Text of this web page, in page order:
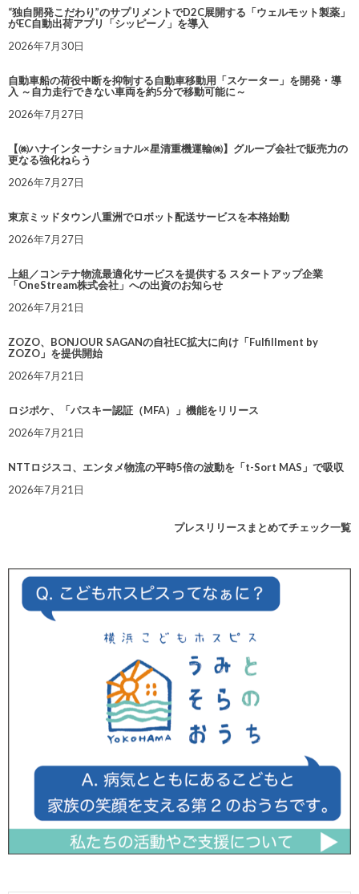
“独自開発こだわり”のサプリメントでD2C展開する「ウェルモット製薬」
がEC自動出荷アプリ「シッピーノ」を導入
2026年7月30日
自動車船の荷役中断を抑制する自動車移動用「スケーター」を開発・導
入 ～自力走行できない車両を約5分で移動可能に～
2026年7月27日
【㈱ハナインターナショナル×星清重機運輸㈱】グループ会社で販売力の
更なる強化ねらう
2026年7月27日
東京ミッドタウン八重洲でロボット配送サービスを本格始動
2026年7月27日
上組／コンテナ物流最適化サービスを提供する スタートアップ企業
「OneStream株式会社」への出資のお知らせ
2026年7月21日
ZOZO、BONJOUR SAGANの自社EC拡大に向け「Fulfillment by
ZOZO」を提供開始
2026年7月21日
ロジポケ、「パスキー認証（MFA）」機能をリリース
2026年7月21日
NTTロジスコ、エンタメ物流の平時5倍の波動を「t-Sort MAS」で吸収
2026年7月21日
プレスリリースまとめてチェック一覧